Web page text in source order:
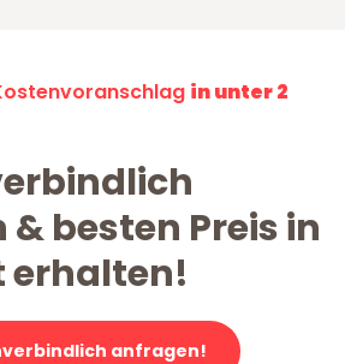
in unter 2
besten Preis in
anfragen!